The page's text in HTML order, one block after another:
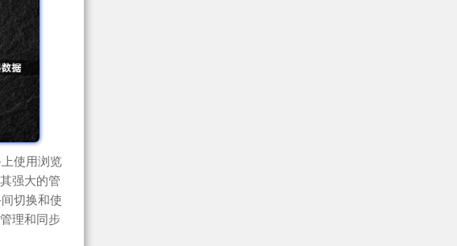
使用浏览
强大的管
切换和使
理和同步